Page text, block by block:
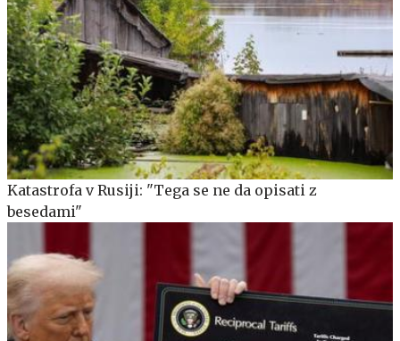
Katastrofa v Rusiji: "Tega se ne da opisati z
besedami"